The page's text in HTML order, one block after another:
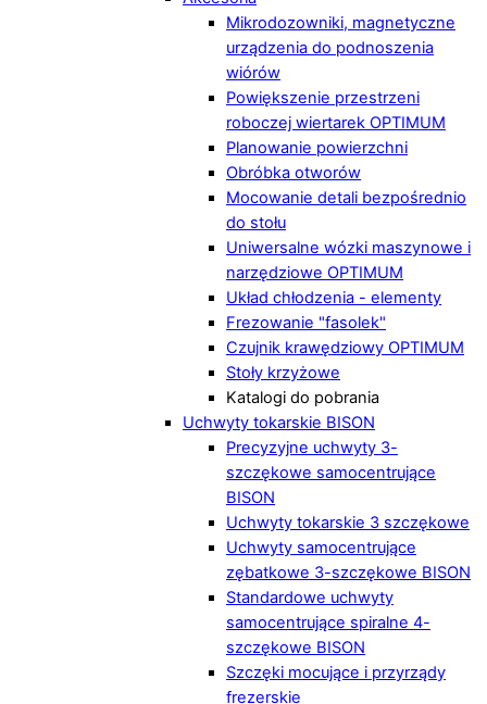
Mikrodozowniki, magnetyczne
urządzenia do podnoszenia
wiórów
Powiększenie przestrzeni
roboczej wiertarek OPTIMUM
Planowanie powierzchni
Obróbka otworów
Mocowanie detali bezpośrednio
do stołu
Uniwersalne wózki maszynowe i
narzędziowe OPTIMUM
Układ chłodzenia - elementy
Frezowanie "fasolek"
Czujnik krawędziowy OPTIMUM
Stoły krzyżowe
Katalogi do pobrania
Uchwyty tokarskie BISON
Precyzyjne uchwyty 3-
szczękowe samocentrujące
BISON
Uchwyty tokarskie 3 szczękowe
Uchwyty samocentrujące
zębatkowe 3-szczękowe BISON
Standardowe uchwyty
samocentrujące spiralne 4-
szczękowe BISON
Szczęki mocujące i przyrządy
frezerskie